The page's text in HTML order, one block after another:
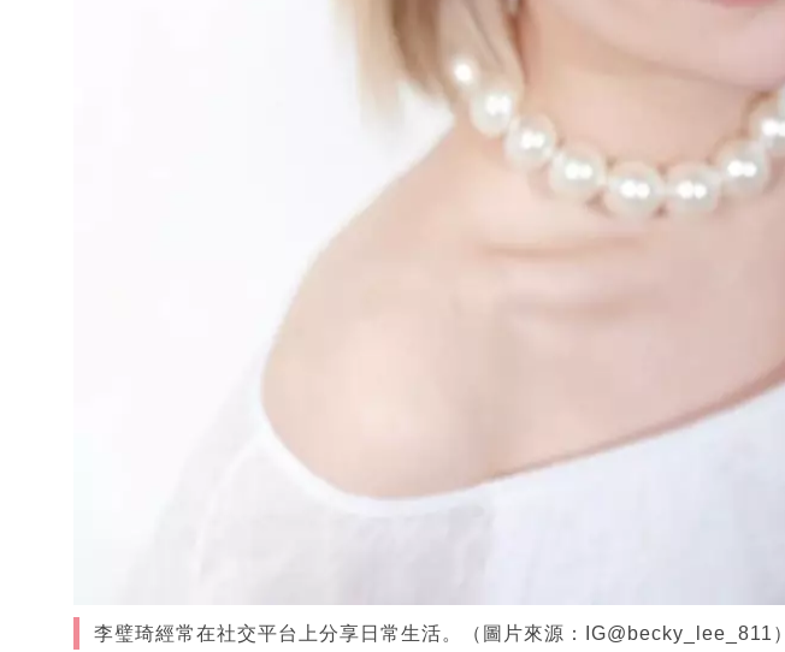
李璧琦經常在社交平台上分享日常生活。（圖片來源：IG@becky_lee_811）